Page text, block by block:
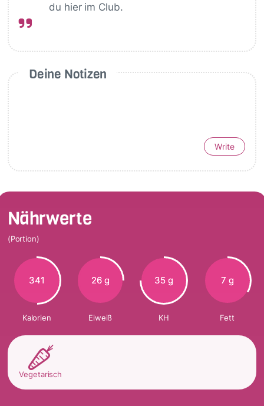
du hier im Club.
Deine Notizen
Write
Nährwerte
(Portion)
341
Kalorien
26 g
Eiweiß
35 g
KH
7 g
Fett
Vegetarisch